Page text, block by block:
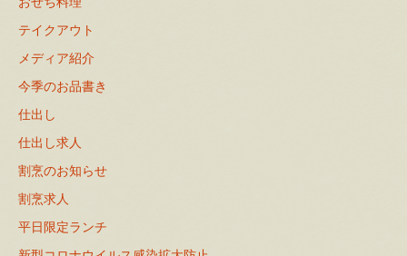
テイクアウト
メディア紹介
今季のお品書き
仕出し
仕出し求人
割烹のお知らせ
割烹求人
平日限定ランチ